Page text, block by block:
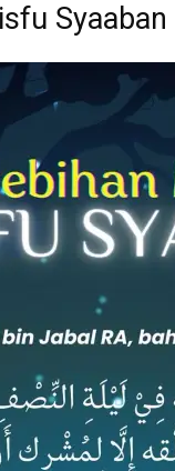
Syaaban